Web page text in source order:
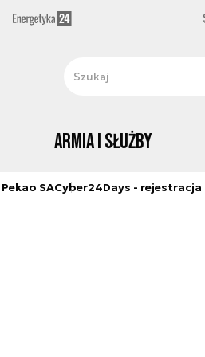
Armia i Służby
SACyber24Days - rejestracja